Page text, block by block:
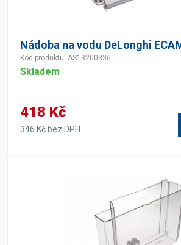
Nádoba na vodu DeLonghi
Kód produktu: AS13200336
Skladem
418 Kč
346 Kč bez DPH